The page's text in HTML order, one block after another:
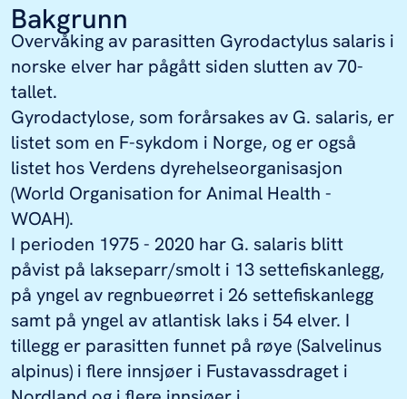
Bakgrunn
Overvåking av parasitten Gyrodactylus salaris i
norske elver har pågått siden slutten av 70-
tallet.
Gyrodactylose, som forårsakes av G. salaris, er
listet som en F-sykdom i Norge, og er også
listet hos Verdens dyrehelseorganisasjon
(World Organisation for Animal Health -
WOAH).
I perioden 1975 - 2020 har G. salaris blitt
påvist på lakseparr/smolt i 13 settefiskanlegg,
på yngel av regnbueørret i 26 settefiskanlegg
samt på yngel av atlantisk laks i 54 elver. I
tillegg er parasitten funnet på røye (Salvelinus
alpinus) i flere innsjøer i Fustavassdraget i